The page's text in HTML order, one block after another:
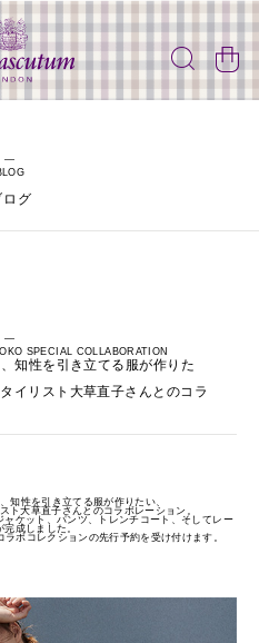
ログ
SPECIAL COLLABORATION
知性を引き立てる服が作りた
イリスト大草直子さんとのコラ
知性を引き立てる服が作りたい、
ト大草直子さんとのコラボレーション。
ケット、パンツ、トレンチコート、そしてレー
完成しました。
ボコレクションの先行予約を受け付けます。